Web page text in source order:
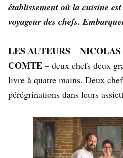
établissement où la cuisine
voyageur des chefs.
LES AUTEURS –
COMTE – deux chefs deux
livre à quatre mains. Deux
pérégrinations dans leurs